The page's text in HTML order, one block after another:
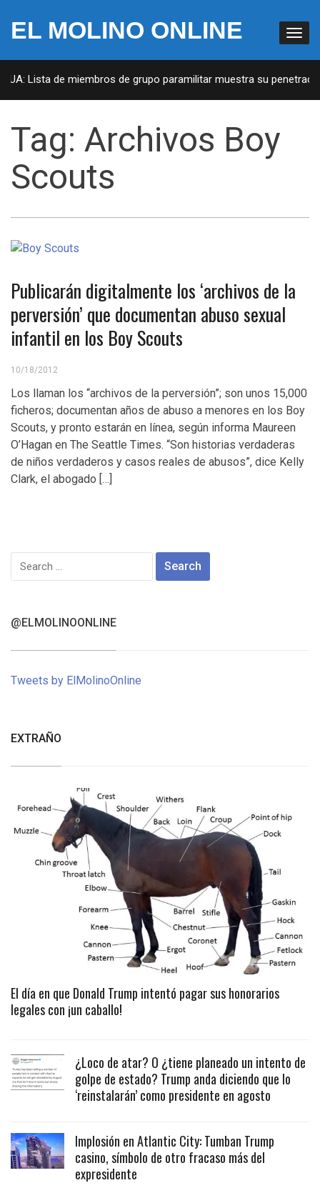
EL MOLINO ONLINE
Lista de miembros de grupo paramilitar muestra su
Tag: Archivos Boy
Scouts
Publicarán digitalmente los ‘archivos de la
perversión’ que documentan abuso sexual
infantil en los Boy Scouts
10/18/2012
Los llaman los “archivos de la perversión”; son unos 15,000
ficheros; documentan años de abuso a menores en los Boy
Scouts, y pronto estarán en línea, según informa Maureen
O’Hagan en The Seattle Times. “Son historias verdaderas
de niños verdaderos y casos reales de abusos”, dice Kelly
Clark, el abogado […]
Search
@ELMOLINOONLINE
Tweets by ElMolinoOnline
EXTRAÑO
El día en que Donald Trump intentó pagar sus honorarios
legales con ¡un caballo!
¿Loco de atar? O ¿tiene planeado un intento de
golpe de estado? Trump anda diciendo que lo
‘reinstalarán’ como presidente en agosto
Implosión en Atlantic City: Tumban Trump
casino, símbolo de otro fracaso más del
expresidente